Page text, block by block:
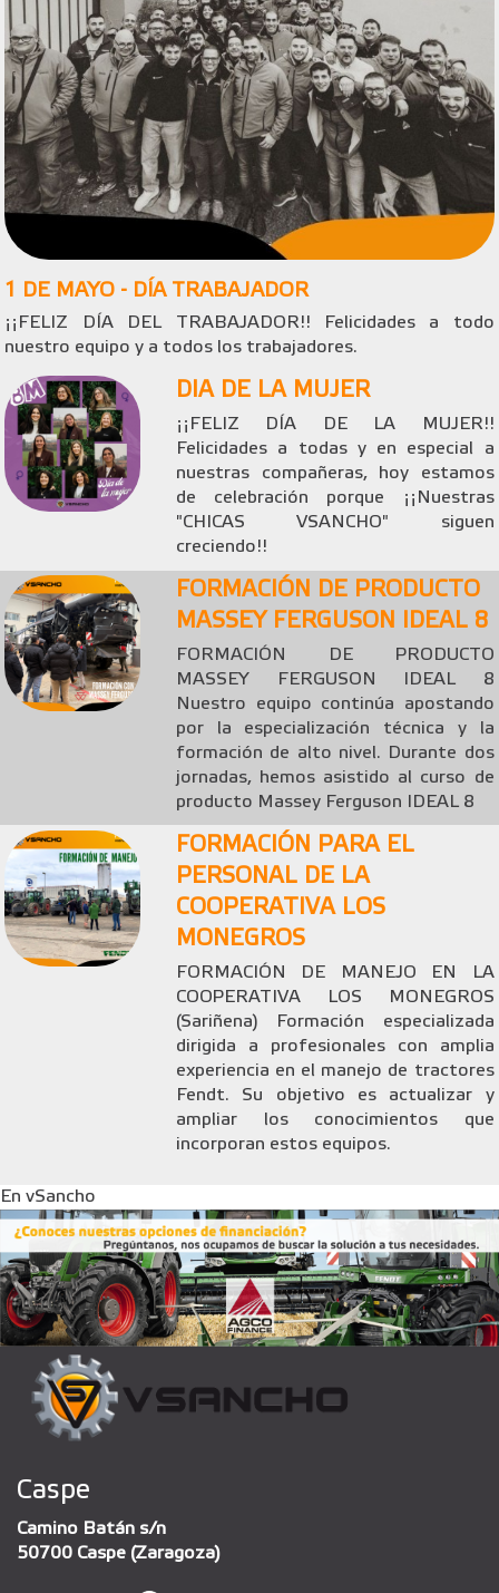
1 DE MAYO - DÍA TRABAJADOR
¡¡FELIZ DÍA DEL TRABAJADOR!! Felicidades a todo
nuestro equipo y a todos los trabajadores.
DIA DE LA MUJER
¡¡FELIZ DÍA DE LA MUJER!!
Felicidades a todas y en especial a
nuestras compañeras, hoy estamos
de celebración porque ¡¡Nuestras
"CHICAS VSANCHO" siguen
creciendo!!
FORMACIÓN DE PRODUCTO
MASSEY FERGUSON IDEAL 8
FORMACIÓN DE PRODUCTO
MASSEY FERGUSON IDEAL 8
Nuestro equipo continúa apostando
por la especialización técnica y la
formación de alto nivel. Durante dos
jornadas, hemos asistido al curso de
producto Massey Ferguson IDEAL 8
FORMACIÓN PARA EL
PERSONAL DE LA
COOPERATIVA LOS
MONEGROS
FORMACIÓN DE MANEJO EN LA
COOPERATIVA LOS MONEGROS
(Sariñena) Formación especializada
dirigida a profesionales con amplia
experiencia en el manejo de tractores
Fendt. Su objetivo es actualizar y
ampliar los conocimientos que
incorporan estos equipos.
En vSancho
Caspe
Camino Batán s/n
50700 Caspe (Zaragoza)